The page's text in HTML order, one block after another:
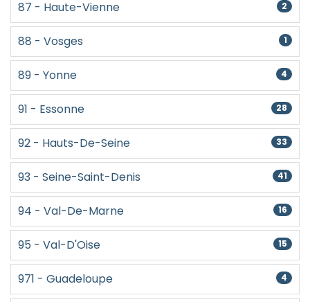
87 - Haute-Vienne 2
88 - Vosges 1
89 - Yonne 4
91 - Essonne 28
92 - Hauts-De-Seine 33
93 - Seine-Saint-Denis 41
94 - Val-De-Marne 16
95 - Val-D'Oise 15
971 - Guadeloupe 4